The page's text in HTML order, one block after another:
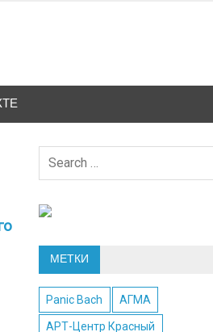
МЕТКИ
Panic Bach АГМА
АРТ-Центр Красный